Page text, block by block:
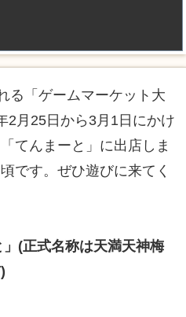
る「ゲームマーケット大
2月25日から3月1日にかけ
てんまーと」に出店しま
です。ぜひ遊びに来てく
(正式名称は天満天神梅